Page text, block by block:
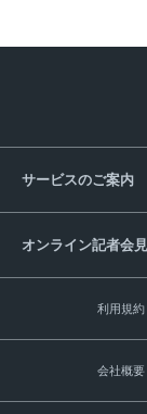
サービスのご案内
オンライン記者会
利用規約
会社概要